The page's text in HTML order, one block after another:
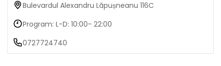
Bulevardul Alexandru Lăpușneanu 116C
Program: L-D: 10:00- 22:00
0727724740